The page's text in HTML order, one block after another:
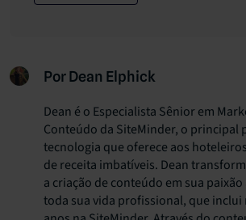
Por Dean Elphick
Dean é o Especialista Sênior em
Conteúdo da SiteMinder, o principal
tecnologia que oferece aos
de receita imbatíveis. Dean
a criação de conteúdo em sua
toda sua vida profissional, que inclui